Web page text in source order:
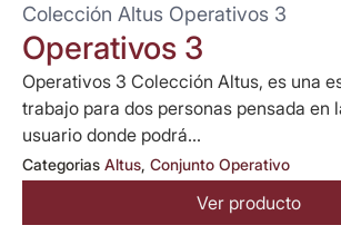
Colección Altus Operativos 3
Operativos 3
Operativos 3 Colección Altus, es una
trabajo para dos personas pensada en
usuario donde podrá...
Categorias Altus, Conjunto Operativo
Ver producto